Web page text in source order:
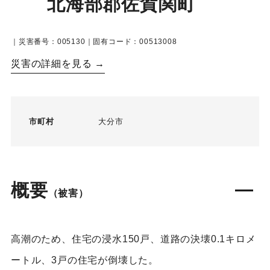
｜災害番号：005130｜固有コード：00513008
災害の詳細を見る →
市町村 大分市
概要 （被害）
高潮のため、住宅の浸水150戸、道路の決壊0.1キロメ
ートル、3戸の住宅が倒壊した。